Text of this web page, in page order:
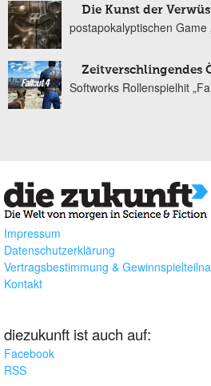
Die Kunst der
postapokalyptischen Game
Zeitverschlingendes
Softworks Rollenspielhit
Impressum
Datenschutzerklärung
Vertragsbestimmung &
Kontakt
diezukunft ist auch auf:
Facebook
RSS